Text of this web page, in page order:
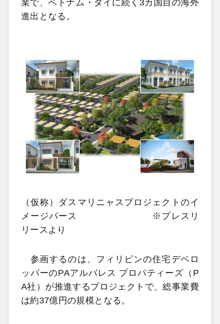
業で、ベトナム・タイに続く3カ国目の海外
進出となる。
（仮称）ダスマリニャスプロジェクトのイ
メージパース ※プレスリ
リースより
参画するのは、フィリピンの住宅デベロ
ッパーのPAアルバレス プロパティーズ（P
A社）が推進するプロジェクトで、総事業費
は約37億円の規模となる。